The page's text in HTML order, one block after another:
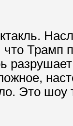
Трамп
Это шоу